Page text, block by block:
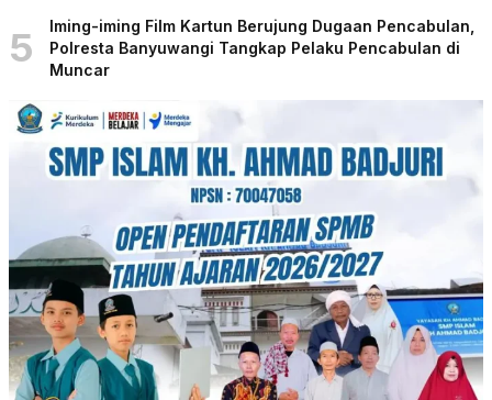
5
Iming-iming Film Kartun Berujung Dugaan Pencabulan,
Polresta Banyuwangi Tangkap Pelaku Pencabulan di
Muncar